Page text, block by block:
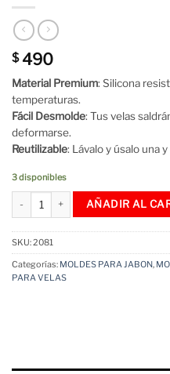
$490
Material Premium: Silicona
temperaturas.
Fácil Desmolde: Tus velas
deformarse.
Reutilizable: Lávalo y úsalo una
3 disponibles
Molde papa noel cabeza de silicona
AÑADIR AL
SKU:2081
Categorías: MOLDES PARA JABON,
PARA VELAS